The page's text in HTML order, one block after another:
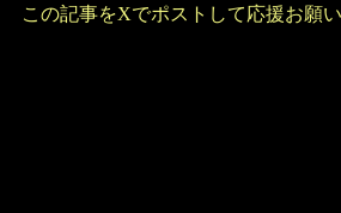
この記事をXでポストして応援お願い